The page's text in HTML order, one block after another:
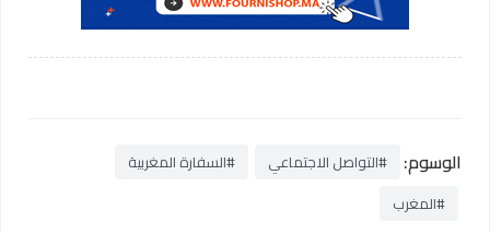
الوسوم: #التواصل الاجتماعي
#السفارة المغربية
#المغرب